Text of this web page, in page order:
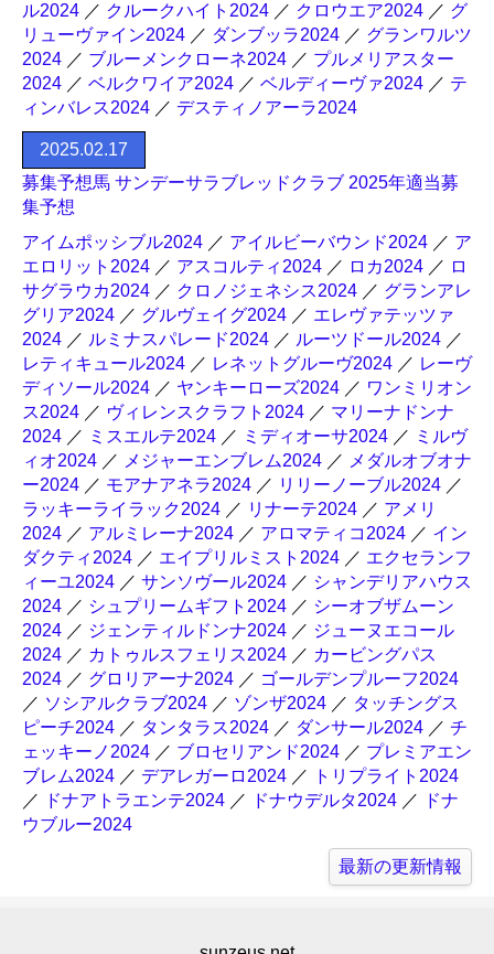
ル2024 ／ クルークハイト2024 ／ クロウエア2024 ／ グ
リューヴァイン2024 ／ ダンブッラ2024 ／ グランワルツ
2024 ／ ブルーメンクローネ2024 ／ プルメリアスター
2024 ／ ベルクワイア2024 ／ ベルディーヴァ2024 ／ テ
ィンバレス2024 ／ デスティノアーラ2024
2025.02.17
募集予想馬 サンデーサラブレッドクラブ 2025年適当募
集予想
アイムポッシブル2024 ／ アイルビーバウンド2024 ／ ア
エロリット2024 ／ アスコルティ2024 ／ ロカ2024 ／ ロ
サグラウカ2024 ／ クロノジェネシス2024 ／ グランアレ
グリア2024 ／ グルヴェイグ2024 ／ エレヴァテッツァ
2024 ／ ルミナスパレード2024 ／ ルーツドール2024 ／
レティキュール2024 ／ レネットグルーヴ2024 ／ レーヴ
ディソール2024 ／ ヤンキーローズ2024 ／ ワンミリオン
ス2024 ／ ヴィレンスクラフト2024 ／ マリーナドンナ
2024 ／ ミスエルテ2024 ／ ミディオーサ2024 ／ ミルヴ
ィオ2024 ／ メジャーエンブレム2024 ／ メダルオブオナ
ー2024 ／ モアナアネラ2024 ／ リリーノーブル2024 ／
ラッキーライラック2024 ／ リナーテ2024 ／ アメリ
2024 ／ アルミレーナ2024 ／ アロマティコ2024 ／ イン
ダクティ2024 ／ エイプリルミスト2024 ／ エクセランフ
ィーユ2024 ／ サンソヴール2024 ／ シャンデリアハウス
2024 ／ シュプリームギフト2024 ／ シーオブザムーン
2024 ／ ジェンティルドンナ2024 ／ ジューヌエコール
2024 ／ カトゥルスフェリス2024 ／ カービングパス
2024 ／ グロリアーナ2024 ／ ゴールデンプルーフ2024
／ ソシアルクラブ2024 ／ ゾンザ2024 ／ タッチングス
ピーチ2024 ／ タンタラス2024 ／ ダンサール2024 ／ チ
ェッキーノ2024 ／ ブロセリアンド2024 ／ プレミアエン
ブレム2024 ／ デアレガーロ2024 ／
トリプライト2024
／
ドナアトラエンテ2024 ／ ドナウデルタ2024 ／
ドナ
ウブルー2024
最新の更新情報